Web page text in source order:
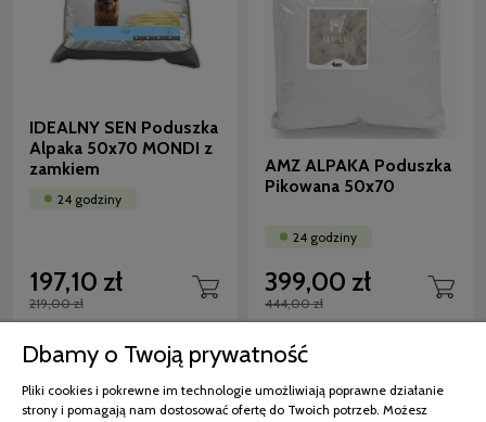
IDEALNY SEN Poduszka
Alpaka 50x70 MONDI z
zamkiem
24 godziny
197,10 zł
219,00 zł
AMZ ALPAKA Poduszka
Pikowana 50x70
24 godziny
399,00 zł
444,00 zł
-10%
Dbamy o Twoją prywatność
Pliki cookies i pokrewne im technologie umożliwiają poprawne działanie
strony i pomagają nam dostosować ofertę do Twoich potrzeb. Możesz